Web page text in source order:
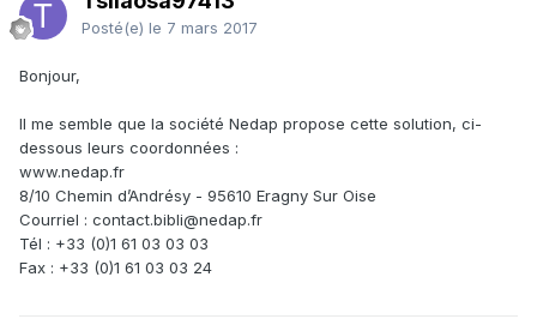
Posté(e) le 7 mars 2017
Bonjour,
Il me semble que la société Nedap propose cette solution, ci-
dessous leurs coordonnées :
www.nedap.fr
8/10 Chemin d’Andrésy - 95610 Eragny Sur Oise
Courriel : contact.bibli@nedap.fr
Tél : +33 (0)1 61 03 03 03
Fax : +33 (0)1 61 03 03 24